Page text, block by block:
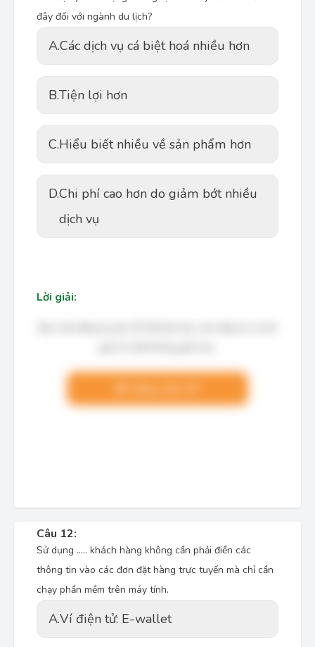
đây đối với ngành du lịch?
A.Các dịch vụ cá biệt hoá nhiều hơn
B.Tiện lợi hơn
C.Hiểu biết nhiều về sản phẩm hơn
D.Chi phí cao hơn do giảm bớt nhiều
dịch vụ
Lời giải:
Câu 12:
Sử dụng ..... khách hàng không cần phải điền các
thông tin vào các đơn đặt hàng trực tuyến mà chỉ cần
chạy phần mềm trên máy tính.
A.Ví điện tử: E-wallet